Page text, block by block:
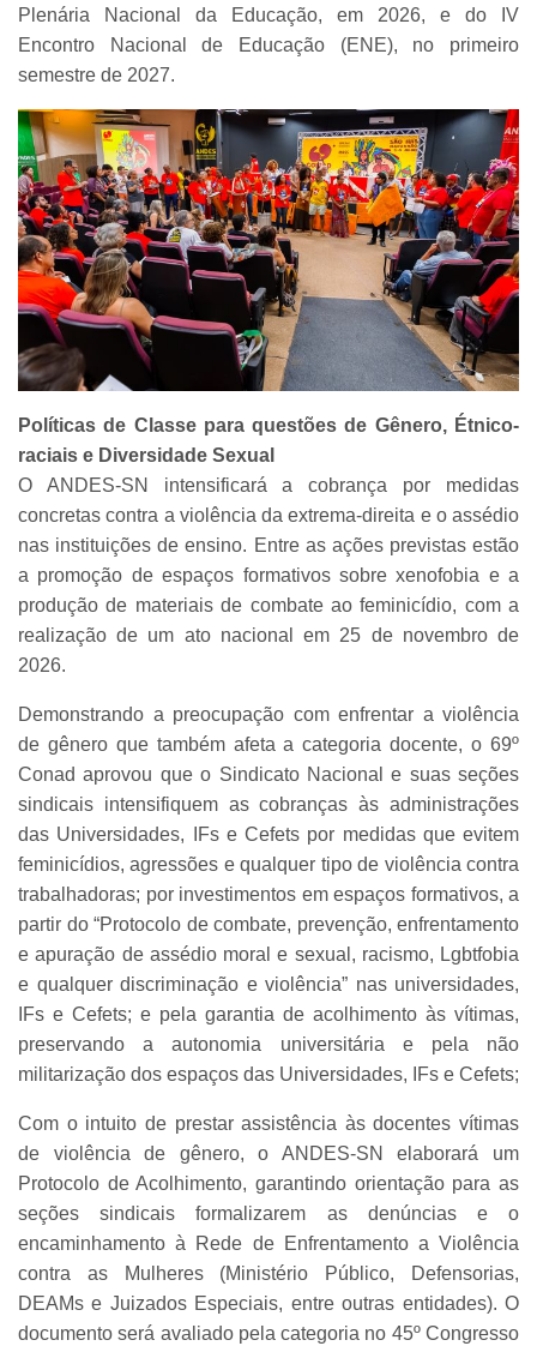
Plenária Nacional da Educação, em 2026, e do IV
Encontro Nacional de Educação (ENE), no primeiro
semestre de 2027.
Políticas de Classe para questões de Gênero, Étnico-
raciais e Diversidade Sexual
O ANDES-SN intensificará a cobrança por medidas
concretas contra a violência da extrema-direita e o assédio
nas instituições de ensino. Entre as ações previstas estão
a promoção de espaços formativos sobre xenofobia e a
produção de materiais de combate ao feminicídio, com a
realização de um ato nacional em 25 de novembro de
2026.
Demonstrando a preocupação com enfrentar a violência
de gênero que também afeta a categoria docente, o 69º
Conad aprovou que o Sindicato Nacional e suas seções
sindicais intensifiquem as cobranças às administrações
das Universidades, IFs e Cefets por medidas que evitem
feminicídios, agressões e qualquer tipo de violência contra
trabalhadoras; por investimentos em espaços formativos, a
partir do “Protocolo de combate, prevenção, enfrentamento
e apuração de assédio moral e sexual, racismo, Lgbtfobia
e qualquer discriminação e violência” nas universidades,
IFs e Cefets; e pela garantia de acolhimento às vítimas,
preservando a autonomia universitária e pela não
militarização dos espaços das Universidades, IFs e Cefets;
Com o intuito de prestar assistência às docentes vítimas
de violência de gênero, o ANDES-SN elaborará um
Protocolo de Acolhimento, garantindo orientação para as
seções sindicais formalizarem as denúncias e o
encaminhamento à Rede de Enfrentamento a Violência
contra as Mulheres (Ministério Público, Defensorias,
DEAMs e Juizados Especiais, entre outras entidades). O
documento será avaliado pela categoria no 45º Congresso